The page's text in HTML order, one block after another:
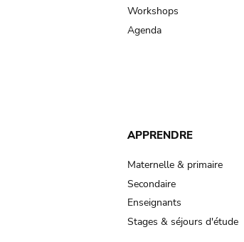
Workshops
Agenda
APPRENDRE
Maternelle & primaire
Secondaire
Enseignants
Stages & séjours d'étude